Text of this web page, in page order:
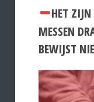
HET
MESSEN
BEWIJST